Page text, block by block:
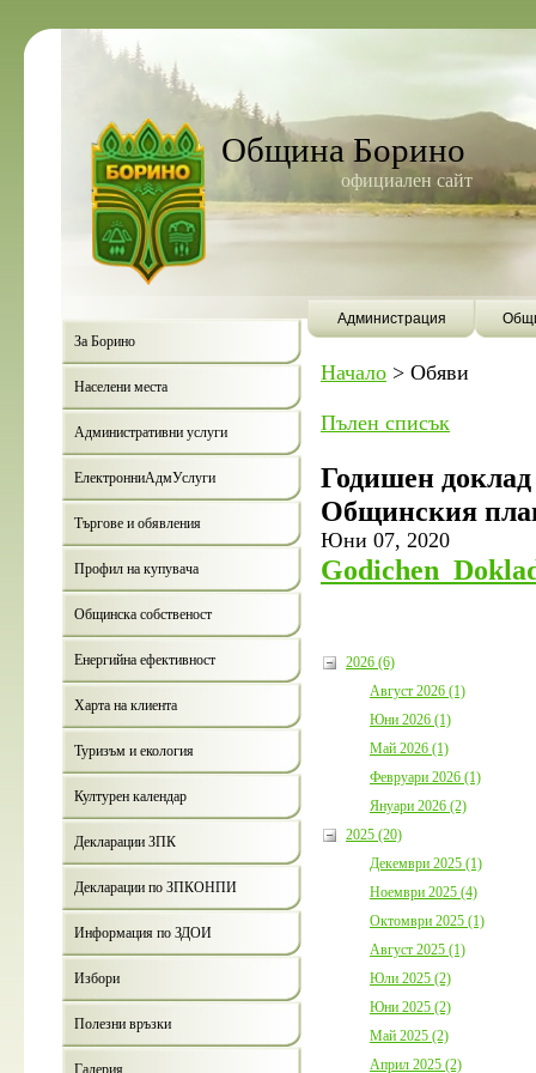
Община Борино
официален сайт
Администрация
За Борино
Населени места
Административни услуги
ЕлектронниАдмУслуги
Търгове и обявления
Профил на купувача
Общинска собственост
Енергийна ефективност
Харта на клиента
Туризъм и екология
Културен календар
Декларации ЗПК
Декларации по ЗПКОНПИ
Информация по ЗДОИ
Избори
Полезни връзки
Галерия
Начало > Обяви
Пълен списък
Годишен
Общинския
Юни 07, 2020
2026 (6)
Август 2026 (1)
Юни 2026 (1)
Май 2026 (1)
Февруари 2026 (1)
Януари 2026 (2)
2025 (20)
Декември 2025 (1)
Ноември 2025 (4)
Октомври 2025 (1)
Август 2025 (1)
Юли 2025 (2)
Юни 2025 (2)
Май 2025 (2)
Април 2025 (2)